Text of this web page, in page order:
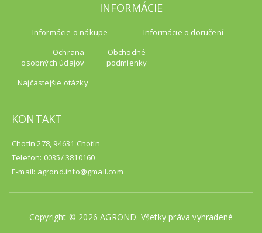
INFORMÁCIE
Informácie o nákupe
Informácie o doručení
Ochrana
osobných údajov
Obchodné
podmienky
Najčastejšie otázky
KONTAKT
Chotín 278, 94631 Chotín
Telefon: 0035/ 3810160
E-mail: agrond.info@gmail.com
Copyright © 2026 AGROND. Všetky práva vyhradené